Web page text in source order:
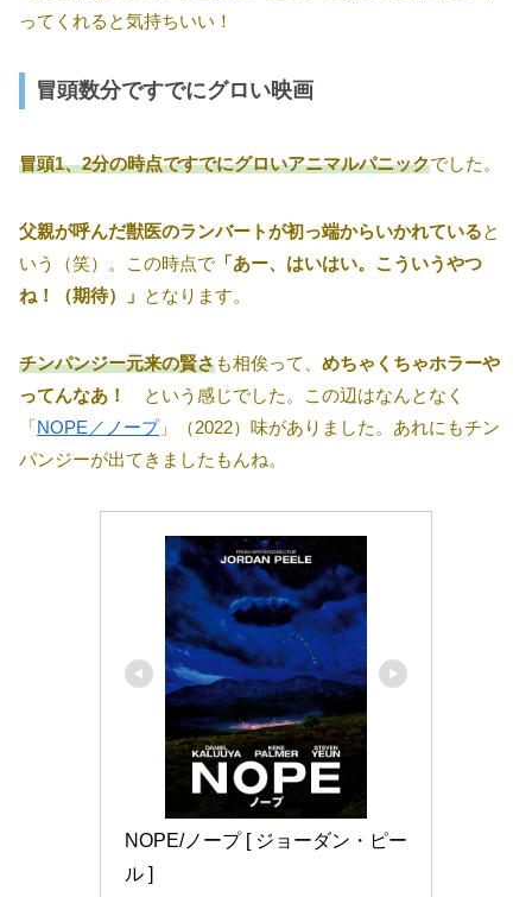
ってくれると気持ちいい！
冒頭数分ですでにグロい映画
冒頭1、2分の時点ですでにグロいアニマルパニックでした。
父親が呼んだ獣医のランバートが初っ端からいかれていると
いう（笑）。この時点で 「あー、はいはい。こういうやつ
ね！（期待）」 となります。
チンパンジー元来の賢さも相俟って、 めちゃくちゃホラーや
ってんなあ！
という感じでした。この辺はなんとなく
「NOPE／ノープ」（2022）味がありました。あれにもチン
パンジーが出てきましたもんね。
NOPE/ノープ [ ジョーダン・ピー
ル ]